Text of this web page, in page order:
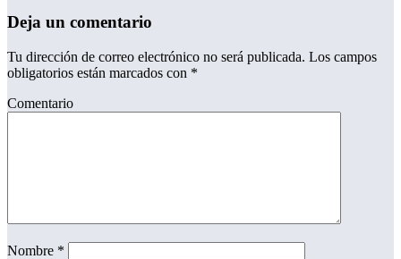
Deja un comentario
Tu dirección de correo electrónico no será publicada. Los campos
obligatorios están marcados con *
Comentario
Nombre *